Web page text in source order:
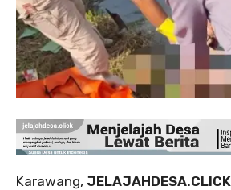
Karawang, JELAJAHDESA.CLICK